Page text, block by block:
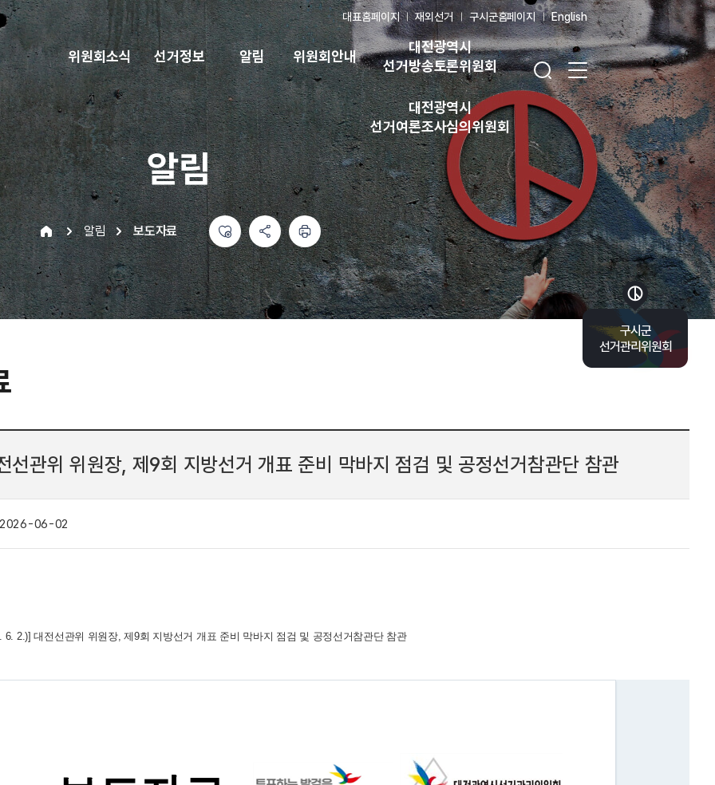
대표홈페이지 재외선거 구시군홈페이지 English
위원회소식 선거정보 알림 위원회안내
대전광역시
선거방송토론위원회
대전광역시
선거여론조사심의위원회
알림
알림 보도자료
선관위 위원장, 제9회 지방선거 개표 준비 막바지 점검 및 공정선거참관단 참관
2026-06-02
6. 2.)]대전선관위 위원장, 제9회 지방선거 개표 준비 막바지 점검 및 공정선거참관단 참관
구시군
선거관리위원회
바로가기 목록 열기